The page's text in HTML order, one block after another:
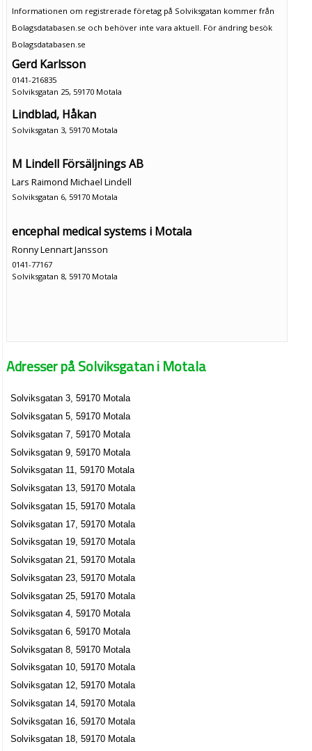
Informationen om registrerade företag på Solviksgatan kommer från
Bolagsdatabasen.se och behöver inte vara aktuell. För ändring besök
Bolagsdatabasen.se
Gerd Karlsson
0141-216835
Solviksgatan 25, 59170 Motala
Lindblad, Håkan
Solviksgatan 3, 59170 Motala
M Lindell Försäljnings AB
Lars Raimond Michael Lindell
Solviksgatan 6, 59170 Motala
encephal medical systems i Motala
Ronny Lennart Jansson
0141-77167
Solviksgatan 8, 59170 Motala
Adresser på Solviksgatan i Motala
Solviksgatan 3, 59170 Motala
Solviksgatan 5, 59170 Motala
Solviksgatan 7, 59170 Motala
Solviksgatan 9, 59170 Motala
Solviksgatan 11, 59170 Motala
Solviksgatan 13, 59170 Motala
Solviksgatan 15, 59170 Motala
Solviksgatan 17, 59170 Motala
Solviksgatan 19, 59170 Motala
Solviksgatan 21, 59170 Motala
Solviksgatan 23, 59170 Motala
Solviksgatan 25, 59170 Motala
Solviksgatan 4, 59170 Motala
Solviksgatan 6, 59170 Motala
Solviksgatan 8, 59170 Motala
Solviksgatan 10, 59170 Motala
Solviksgatan 12, 59170 Motala
Solviksgatan 14, 59170 Motala
Solviksgatan 16, 59170 Motala
Solviksgatan 18, 59170 Motala